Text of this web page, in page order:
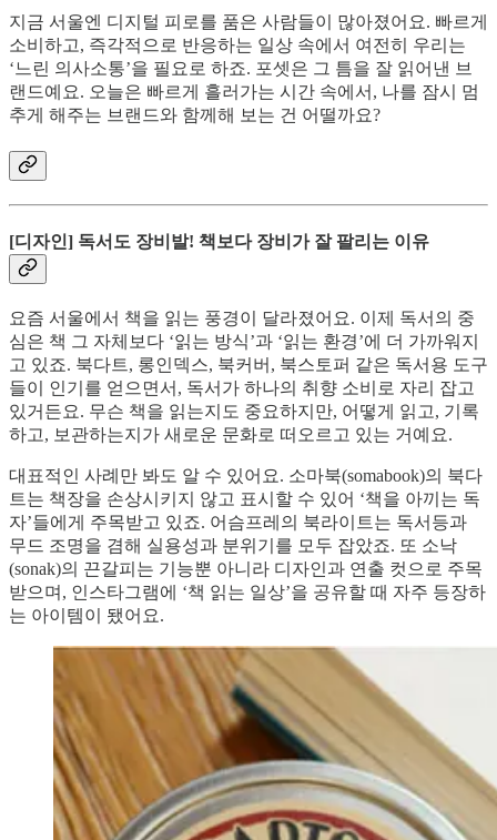
지금 서울엔 디지털 피로를 품은 사람들이 많아졌어요. 빠르게
소비하고, 즉각적으로 반응하는 일상 속에서 여전히 우리는
‘느린 의사소통’을 필요로 하죠. 포셋은 그 틈을 잘 읽어낸 브
랜드예요. 오늘은 빠르게 흘러가는 시간 속에서, 나를 잠시 멈
추게 해주는 브랜드와 함께해 보는 건 어떨까요?
[디자인] 독서도 장비발! 책보다 장비가 잘 팔리는 이유
요즘 서울에서 책을 읽는 풍경이 달라졌어요. 이제 독서의 중
심은 책 그 자체보다 ‘읽는 방식’과 ‘읽는 환경’에 더 가까워지
고 있죠. 북다트, 롱인덱스, 북커버, 북스토퍼 같은 독서용 도구
들이 인기를 얻으면서, 독서가 하나의 취향 소비로 자리 잡고
있거든요. 무슨 책을 읽는지도 중요하지만, 어떻게 읽고, 기록
하고, 보관하는지가 새로운 문화로 떠오르고 있는 거예요.
대표적인 사례만 봐도 알 수 있어요. 소마북(somabook)의 북다
트는 책장을 손상시키지 않고 표시할 수 있어 ‘책을 아끼는 독
자’들에게 주목받고 있죠. 어슴프레의 북라이트는 독서등과
무드 조명을 겸해 실용성과 분위기를 모두 잡았죠. 또 소낙
(sonak)의 끈갈피는 기능뿐 아니라 디자인과 연출 컷으로 주목
받으며, 인스타그램에 ‘책 읽는 일상’을 공유할 때 자주 등장하
는 아이템이 됐어요.